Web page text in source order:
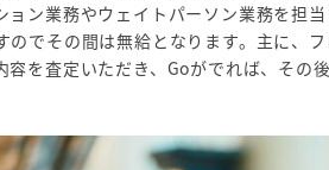
ョン業務やウェイトパーソン業務を担
のでその間は無給となります。主に、
容を査定いただき、Goがでれば、そ